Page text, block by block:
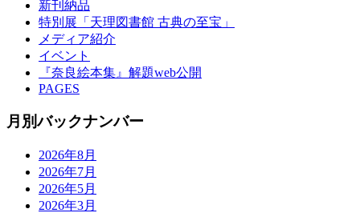
新刊納品
特別展「天理図書館 古典の至宝」
メディア紹介
イベント
『奈良絵本集』解題web公開
PAGES
月別バックナンバー
2026年8月
2026年7月
2026年5月
2026年3月